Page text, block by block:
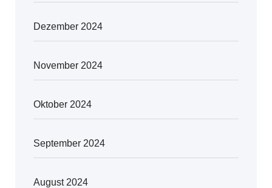
Dezember 2024
November 2024
Oktober 2024
September 2024
August 2024